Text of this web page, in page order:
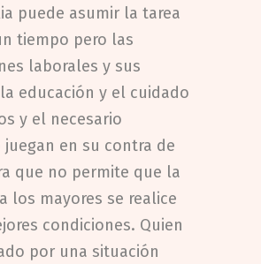
puede asumir la tarea
tiempo pero las
laborales y sus
educación y el cuidado
y el necesario
juegan en su contra de
que no permite que la
los mayores se realice
condiciones. Quien
por una situación